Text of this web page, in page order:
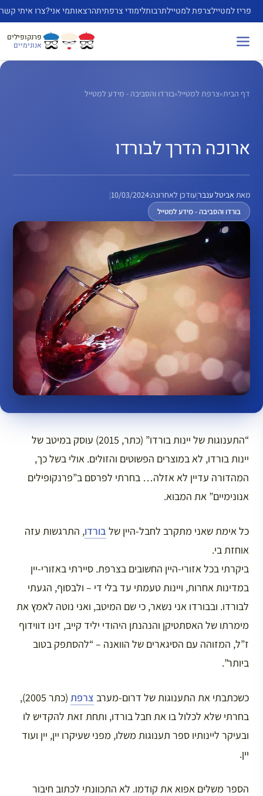
לדלג
לתוכן
פריז למטיילצרפת למטיילתרבותלימודי צרפתיתהרצאותמי אני?צרו איתי קשר
פרנקופילים
אנונימיים
דף הבית»צרפת למטייל»בורדו והסביבה - מידע למטייל
ארוכה הדרך לבורדו
מאת אביטל ענבר|עודכן לאחרונה:10/03/2024
|
בורדו והסביבה - מידע למטייל
“התענוגות של יינות בורדו” (כתר, 2015) עוסק במיטב של
יינות בורדו, לא במוצרים הפשוטים והזולים. אולי בשל כך,
המהדורה עדיין לא אזלה… בחרתי לפרסם ב”פרנקופילים
אנונימיים” את המבוא.
כל אימת שאני מתקרב לחבל-היין של בורדו, התרגשות עזה
אוחזת בי.
ביקרתי בכל אזורי-היין החשובים בצרפת. סיירתי באזורי-יין
במדינות אחרות, ויינות טעמתי עד בלי די – ולבסוף, הגעתי
לבורדו. ובבורדו אני נשאר, כי שם המיטב, ואני נוטה לאמץ את
מימרתו של האסתטיקן והנהנתן היהודי יליד קייב, זינו דווידוף
ז”ל, המזוהה עם הסיגארים של הוואנה – “להסתפק בטוב
ביותר”.
כשכתבתי את התענוגות של דרום-מערב צרפת
(כתר 2005),
בחרתי שלא לכלול בו את חבל בורדו, ותחת זאת להקדיש לו
ובעיקר ליינותיו ספר תענוגות משלו, מפני שעיקרו יין, יין ועוד
יין.
הספר משלים אפוא את קודמו. לא התכוונתי לכתוב חיבור